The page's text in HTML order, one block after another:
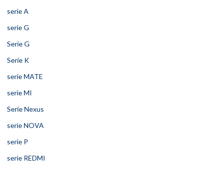
serie A
serie G
Serie G
Serie K
serie MATE
serie MI
Serie Nexus
serie NOVA
serie P
serie REDMI